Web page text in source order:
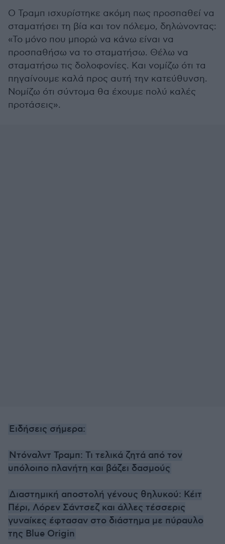
Ο Τραμπ ισχυρίστηκε ακόμη πως προσπαθεί να
σταματήσει τη βία και τον πόλεμο, δηλώνοντας:
«Το μόνο που μπορώ να κάνω είναι να
προσπαθήσω να το σταματήσω. Θέλω να
σταματήσω τις δολοφονίες. Και νομίζω ότι τα
πηγαίνουμε καλά προς αυτή την κατεύθυνση.
Νομίζω ότι σύντομα θα έχουμε πολύ καλές
προτάσεις».
Ειδήσεις σήμερα:
Ντόναλντ Τραμπ: Τι τελικά ζητά από τον
υπόλοιπο πλανήτη και βάζει δασμούς
Διαστημική αποστολή γένους θηλυκού: Κέιτ
Πέρι, Λόρεν Σάντσεζ και άλλες τέσσερις
γυναίκες έφτασαν στο διάστημα με πύραυλο
της Blue Origin